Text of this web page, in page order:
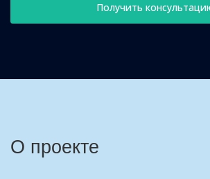
Получить
О проекте